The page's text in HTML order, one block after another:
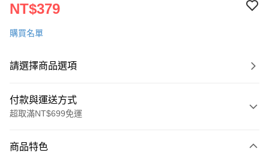
NT$379
購買名單
請選擇商品選項
付款與運送方式
超取滿NT$699免運
商品特色